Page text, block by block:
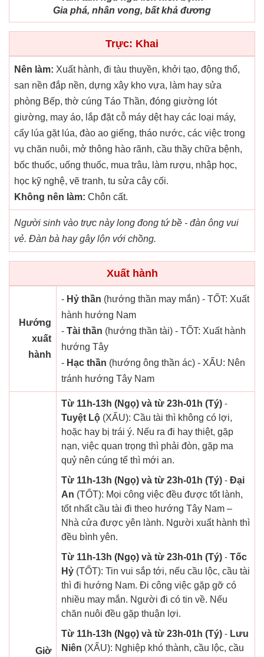
Gia phá, nhân vong, bất khả đương
Trực: Khai
Nên làm: Xuất hành, đi tàu thuyền, khởi tạo, động thổ,
san nền đắp nền, dựng xây kho vựa, làm hay sửa
phòng Bếp, thờ cúng Táo Thần, đóng giường lót
giường, may áo, lắp đặt cỗ máy dệt hay các loại máy,
cấy lúa gặt lúa, đào ao giếng, tháo nước, các việc trong
vụ chăn nuôi, mở thông hào rãnh, cầu thầy chữa bệnh,
bốc thuốc, uống thuốc, mua trâu, làm rượu, nhập học,
học kỹ nghệ, vẽ tranh, tu sửa cây cối.
Không nên làm: Chôn cất.
Người sinh vào trực này long đong tứ bề - đàn ông vui
vẻ. Đàn bà hay gây lộn với chồng.
Xuất hành
Hướng
xuất
hành
- Hỷ thần (hướng thần may mắn) - TỐT: Xuất
hành hướng Nam
- Tài thần (hướng thần tài) - TỐT: Xuất hành
hướng Tây
- Hạc thần (hướng ông thần ác) - XẤU: Nên
tránh hướng Tây Nam
Giờ
Từ 11h-13h (Ngọ) và từ 23h-01h (Tý) -
Tuyệt Lộ (XẤU): Cầu tài thì không có lợi,
hoặc hay bị trái ý. Nếu ra đi hay thiệt, gặp
nạn, việc quan trọng thì phải đòn, gặp ma
quỷ nên cúng tế thì mới an.
Từ 11h-13h (Ngọ) và từ 23h-01h (Tý) - Đại
An (TỐT): Mọi công việc đều được tốt lành,
tốt nhất cầu tài đi theo hướng Tây Nam –
Nhà cửa được yên lành. Người xuất hành thì
đều bình yên.
Từ 11h-13h (Ngọ) và từ 23h-01h (Tý) - Tốc
Hỷ (TỐT): Tin vui sắp tới, nếu cầu lộc, cầu tài
thì đi hướng Nam. Đi công việc gặp gỡ có
nhiều may mắn. Người đi có tin về. Nếu
chăn nuôi đều gặp thuận lợi.
Từ 11h-13h (Ngọ) và từ 23h-01h (Tý) - Lưu
Niên (XẤU): Nghiệp khó thành, cầu lộc, cầu